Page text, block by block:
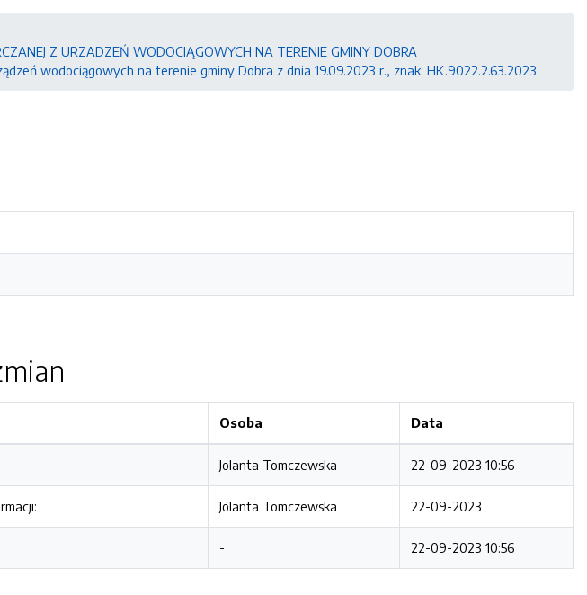
Z URZADZEŃ WODOCIĄGOWYCH NA TERENIE GMINY DOBRA
wodociągowych na terenie gminy Dobra z dnia 19.09.2023 r., znak: HK.9022.2.63.2023
Osoba Data
Jolanta Tomczewska 22-09-2023 10:56
Jolanta Tomczewska 22-09-2023
- 22-09-2023 10:56